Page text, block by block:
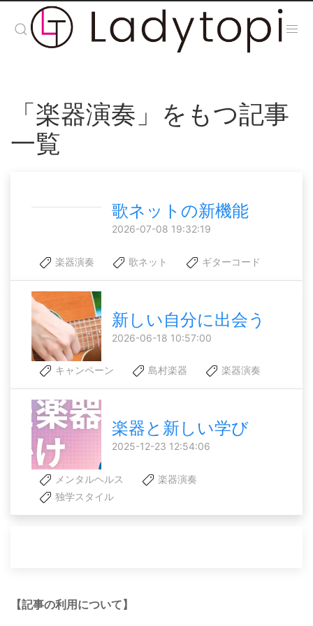
「楽器演奏」をもつ記事
一覧
歌ネットの新機能
2026-07-08 19:32:19
楽器演奏 歌ネット ギターコード
新しい自分に出会う
2026-06-18 10:57:00
キャンペーン 島村楽器 楽器演奏
楽器と新しい学び
2025-12-23 12:54:06
メンタルヘルス
楽器演奏
独学スタイル
【記事の利用について】